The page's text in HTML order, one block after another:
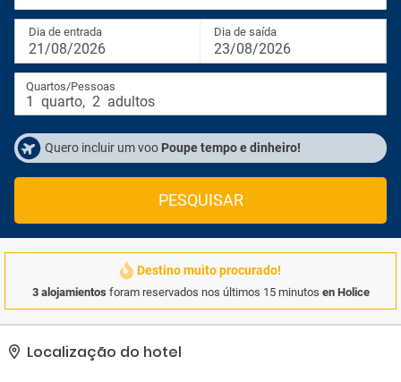
Dia de entrada
21/08/2026
Dia de saída
23/08/2026
Quartos/Pessoas
1 quarto, 2 adultos
Quero incluir um voo Poupe tempo e dinheiro!
PESQUISAR
Destino muito procurado!
3 alojamientos foram reservados nos últimos 15 minutos en Holice
Localização do hotel